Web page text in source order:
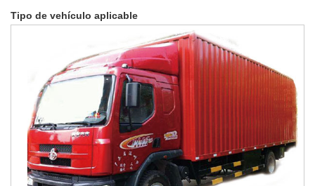
Tipo de vehículo aplicable